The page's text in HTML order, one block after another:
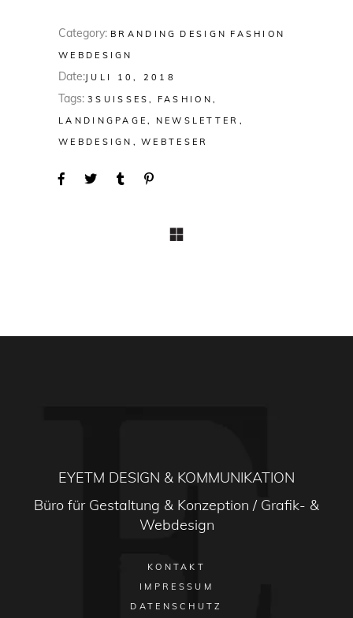
Category: BRANDING DESIGN FASHION
WEBDESIGN
Date:JULI 10, 2018
Tags: 3SUISSES
FASHION
LANDINGPAGE
NEWSLETTER
WEBDESIGN
WEBTESER
EYETM DESIGN & KOMMUNIKATION
Büro für Gestaltung & Konzeption / Grafik- &
Webdesign
KONTAKT
IMPRESSUM
DATENSCHUTZ